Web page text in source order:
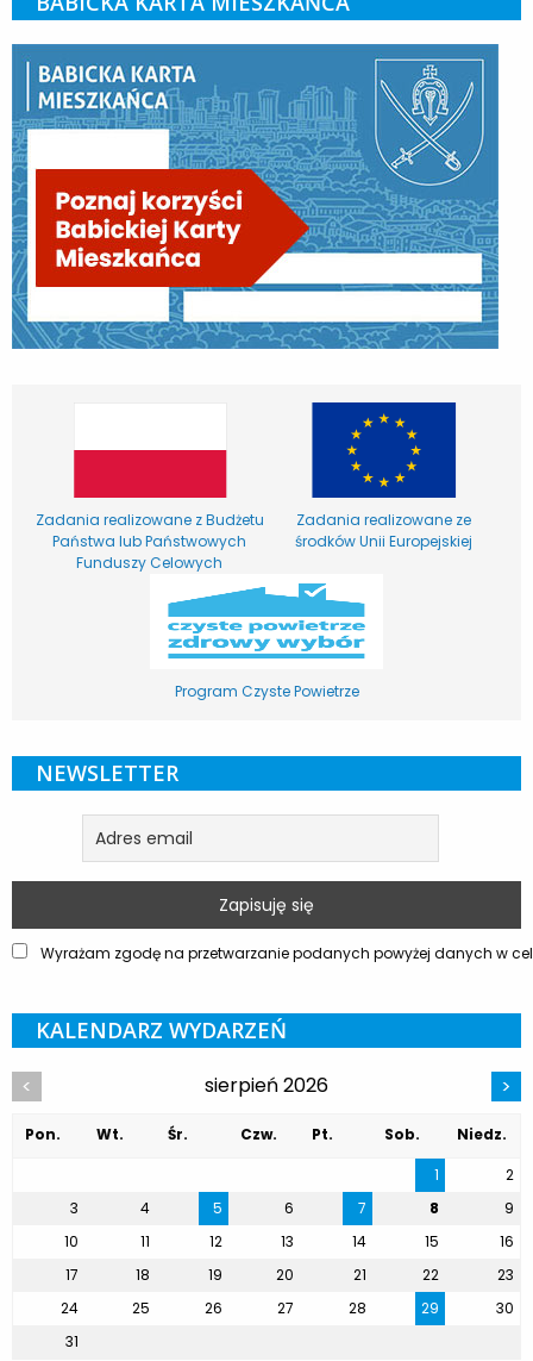
Zadania realizowane z Budżetu
Państwa lub Państwowych
Funduszy Celowych
Zadania realizowane ze
środków Unii Europejskiej
Program Czyste Powietrze
NEWSLETTER
Wyrażam zgodę na przetwarzanie podanych powyżej danych w
KALENDARZ WYDARZEŃ
< sierpień 2026 >
Pon. Wt. Śr. Czw. Pt. Sob.
Niedz.
1
2
3
4 5 6 7 8
9
10
11 12 13 14 15
16
17
18 19 20 21 22
23
24
25 26 27 28 29
30
31